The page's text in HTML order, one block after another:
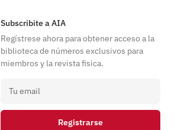
Subscribite a AIA
Regístrese ahora para obtener acceso a la
biblioteca de números exclusivos para
miembros y la revista fisica.